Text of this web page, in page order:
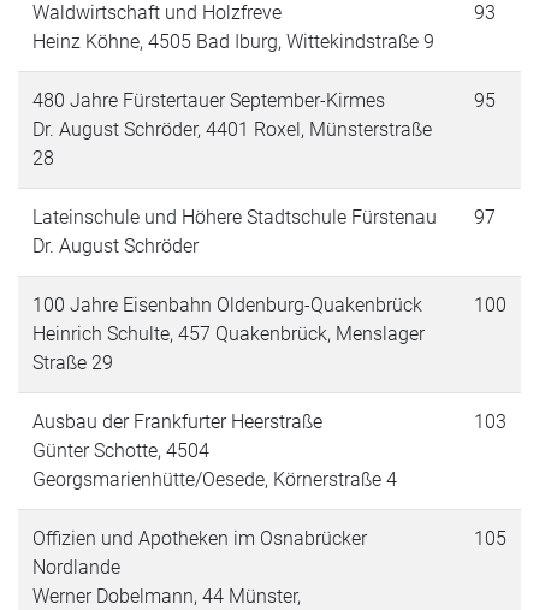
Waldwirtschaft und Holzfreve
Heinz Köhne, 4505 Bad Iburg, Wittekindstraße 9
93
480 Jahre Fürstertauer September-Kirmes
Dr. August Schröder, 4401 Roxel, Münsterstraße
28
95
Lateinschule und Höhere Stadtschule Fürstenau
Dr. August Schröder
97
100 Jahre Eisenbahn Oldenburg-Quakenbrück
Heinrich Schulte, 457 Quakenbrück, Menslager
Straße 29
100
Ausbau der Frankfurter Heerstraße
Günter Schotte, 4504
Georgsmarienhütte/Oesede, Körnerstraße 4
103
Offizien und Apotheken im Osnabrücker
Nordlande
Werner Dobelmann, 44 Münster,
105